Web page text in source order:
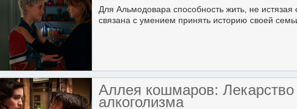
Для Альмодовара способность жить, не
связана с умением принять историю своей
Аллея кошмаров: Лекарство
алкоголизма